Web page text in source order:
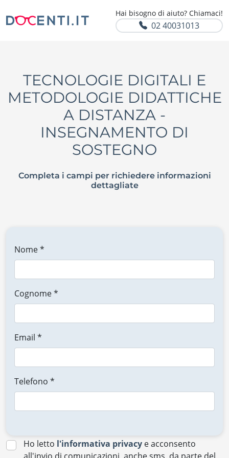
Hai bisogno di aiuto? Chiamaci!
02 40031013
TECNOLOGIE DIGITALI E
METODOLOGIE DIDATTICHE
A DISTANZA -
INSEGNAMENTO DI
SOSTEGNO
Completa i campi per richiedere informazioni
dettagliate
Nome *
Cognome *
Email *
Telefono *
Ho letto l'informativa privacy e acconsento